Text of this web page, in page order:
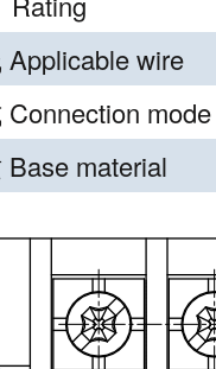
Applicable wire
mode
Base material